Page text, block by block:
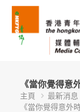
《當你覺得意
主頁
最新消息
《當你覺得意外